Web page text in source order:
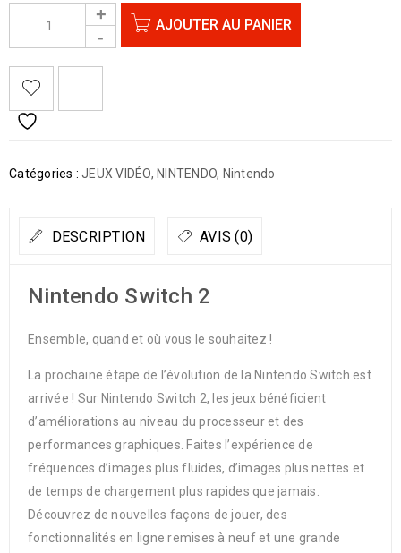
AJOUTER AU PANIER
Catégories : JEUX VIDÉO, NINTENDO, Nintendo
DESCRIPTION AVIS (0)
Nintendo Switch 2
Ensemble, quand et où vous le souhaitez !
La prochaine étape de l’évolution de la Nintendo Switch est
arrivée ! Sur Nintendo Switch 2, les jeux bénéficient
d’améliorations au niveau du processeur et des
performances graphiques. Faites l’expérience de
fréquences d’images plus fluides, d’images plus nettes et
de temps de chargement plus rapides que jamais.
Découvrez de nouvelles façons de jouer, des
fonctionnalités en ligne remises à neuf et une grande